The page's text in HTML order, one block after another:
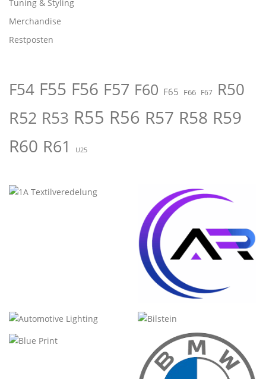
Tuning & Styling
Merchandise
Restposten
F54 F55 F56 F57 F60 F65 F66 F67 R50
R52 R53 R55 R56 R57 R58 R59
R60 R61 U25